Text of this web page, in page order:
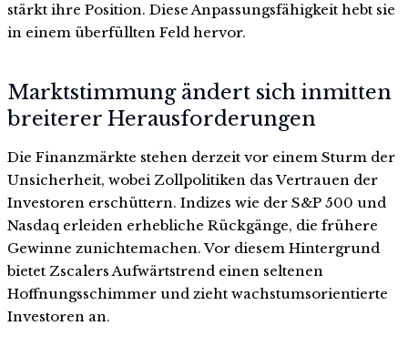
stärkt ihre Position. Diese Anpassungsfähigkeit hebt sie
in einem überfüllten Feld hervor.
Marktstimmung ändert sich inmitten
breiterer Herausforderungen
Die Finanzmärkte stehen derzeit vor einem Sturm der
Unsicherheit, wobei Zollpolitiken das Vertrauen der
Investoren erschüttern. Indizes wie der S&P 500 und
Nasdaq erleiden erhebliche Rückgänge, die frühere
Gewinne zunichtemachen. Vor diesem Hintergrund
bietet Zscalers Aufwärtstrend einen seltenen
Hoffnungsschimmer und zieht wachstumsorientierte
Investoren an.